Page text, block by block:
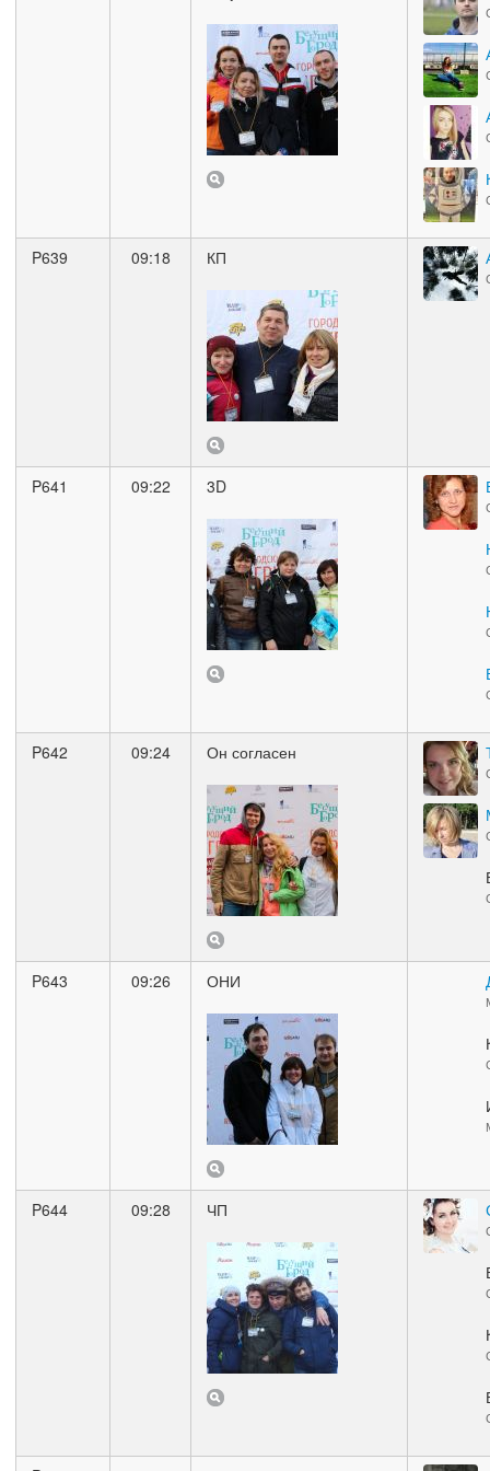
P639 09:18 КП
P641 09:22 3D
P642 09:24 Он согласен
P643 09:26 ОНИ
P644 09:28 ЧП